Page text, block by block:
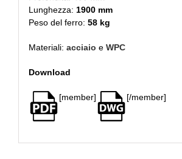
Lunghezza: 1900 mm
Peso del ferro: 58 kg
Materiali: acciaio e WPC
Download
[member] [/member]